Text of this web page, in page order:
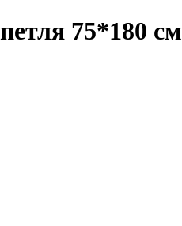
75*180 см